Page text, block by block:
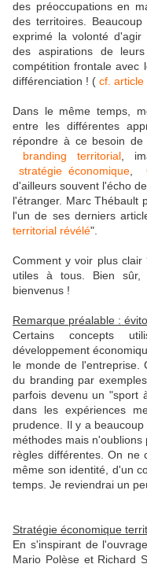
des préoccupations en
des territoires.
exprimé la volonté d'agir
des aspirations de
compétition frontale avec
différenciation ! ( cf. article
Dans le même temps,
entre les différentes
répondre à ce besoin de
branding territorial ,
stratégie économique
d'ailleurs souvent l'écho
l'étranger. Marc Thébault
l'un de ses derniers
territorial révélé".
Comment y voir plus
utiles à tous. Bien sûr,
bienvenus !
Remarque préalable :
Certains concepts
développement
le monde de l'entreprise.
du branding par
parfois devenu un "sport
dans les expériences
prudence. Il y a
méthodes mais
règles différentes. On ne
même son identité, d'un
temps. Je reviendrai un
Stratégie économique
En s'inspirant de
Mario Polèse et Richard